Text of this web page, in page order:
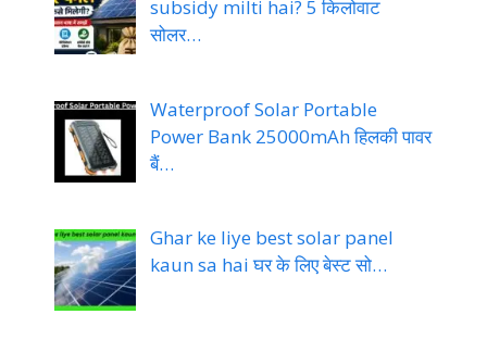
subsidy milti hai? 5 किलोवाट
सोलर…
Waterproof Solar Portable
Power Bank 25000mAh हिलकी पावर
बैं…
Ghar ke liye best solar panel
kaun sa hai घर के लिए बेस्ट सो…